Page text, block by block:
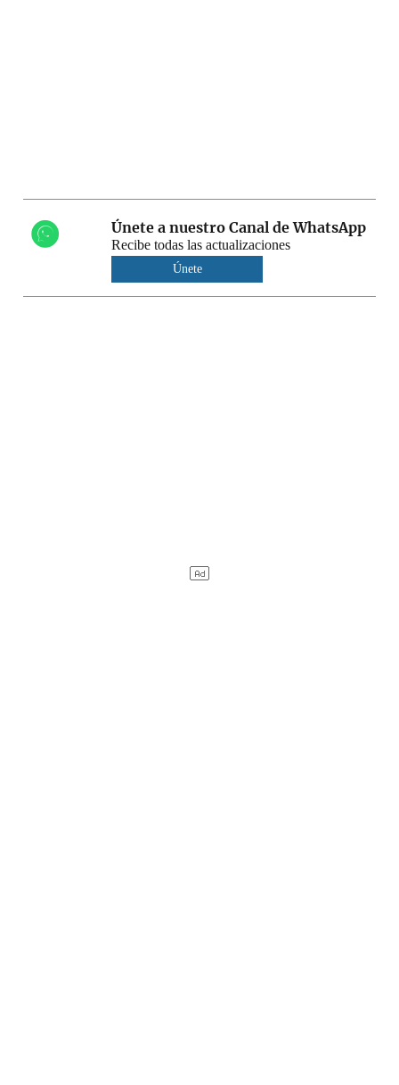
Únete a nuestro Canal de WhatsApp
Recibe todas las actualizaciones
Únete